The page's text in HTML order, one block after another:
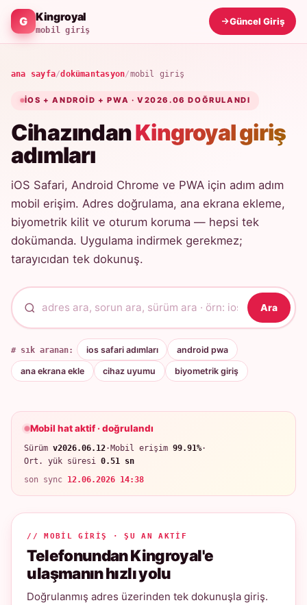
Kingroyal
mobil giriş
Güncel Giriş
ana sayfa/dokümantasyon/mobil giriş
IOS + ANDROID + PWA · V2026.06 DOĞRULANDI
CihazındanKingroyal giriş
adımları
iOS Safari, Android Chrome ve PWA için adım adım
mobil erişim. Adres doğrulama, ana ekrana ekleme,
biyometrik kilit ve oturum koruma — hepsi tek
dokümanda. Uygulama indirmek gerekmez;
tarayıcıdan tek dokunuş.
Ara
# sık aranan: ios safari adımları android pwa
ana ekrana ekle cihaz uyumu biyometrik giriş
Mobil hat aktif · doğrulandı
Sürüm v2026.06.12·Mobil erişim 99.91%·
Ort. yük süresi 0.51 sn
son sync 12.06.2026 14:38
// MOBIL GIRIŞ · ŞU AN AKTIF
Telefonundan Kingroyal'e
ulaşmanın hızlı yolu
Doğrulanmış adres üzerinden tek dokunuşla giriş.